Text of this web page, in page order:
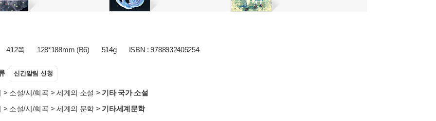
412쪽 128*188mm (B6) 514g ISBN : 9788932405254
신간알림 신청
> 소설/시/희곡 > 세계의 소설 > 기타 국가 소설
> 소설/시/희곡 > 세계의 문학 > 기타세계문학